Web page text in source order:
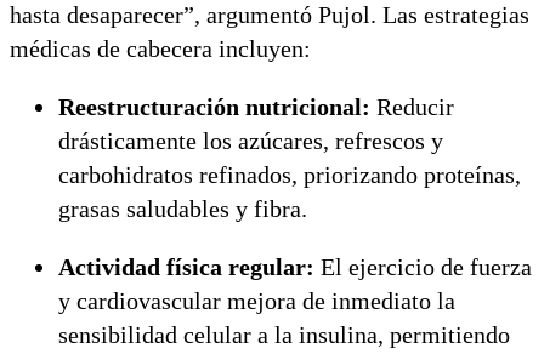
hasta desaparecer”, argumentó Pujol. Las estrategias
médicas de cabecera incluyen:
Reestructuración nutricional: Reducir
drásticamente los azúcares, refrescos y
carbohidratos refinados, priorizando proteínas,
grasas saludables y fibra.
Actividad física regular: El ejercicio de fuerza
y cardiovascular mejora de inmediato la
sensibilidad celular a la insulina, permitiendo